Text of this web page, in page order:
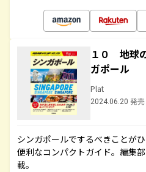
１０ 地球
ガポール
Plat
2024.06.20 発売
シンガポールでするべきことが
便利なコンパクトガイド。編集
載。